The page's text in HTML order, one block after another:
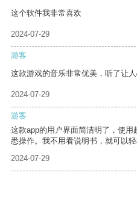
这个软件我非常喜欢
2024-07-29
游客
这款游戏的音乐非常优美，听了让人
2024-07-29
游客
这款app的用户界面简洁明了，使
悉操作。我不用看说明书，就可以轻
2024-07-29